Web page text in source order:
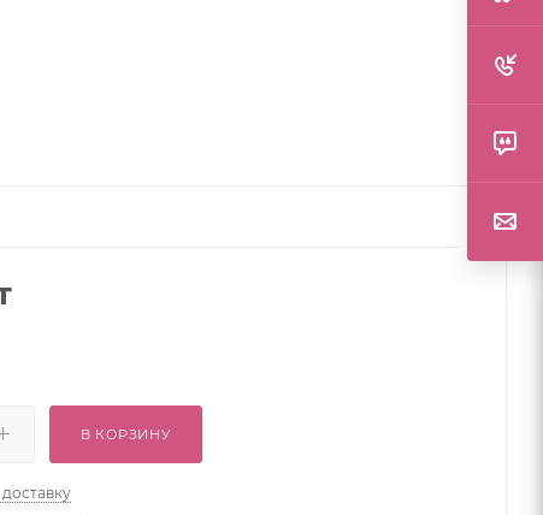
В КОРЗИНУ